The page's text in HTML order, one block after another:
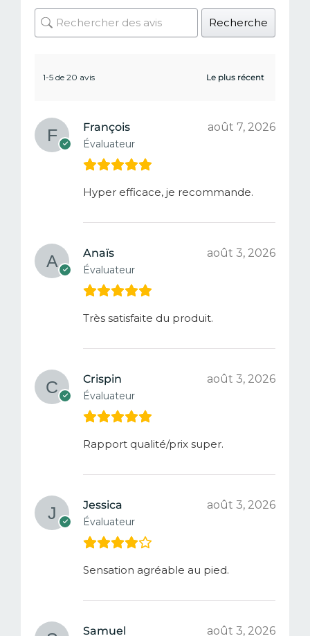
Recherche
1-5 de 20 avis
François
Évaluateur
août 7, 2026
Hyper efficace, je recommande.
Anaïs
Évaluateur
août 3, 2026
Très satisfaite du produit.
Crispin
Évaluateur
août 3, 2026
Rapport qualité/prix super.
Jessica
Évaluateur
août 3, 2026
Sensation agréable au pied.
Samuel août 3, 2026